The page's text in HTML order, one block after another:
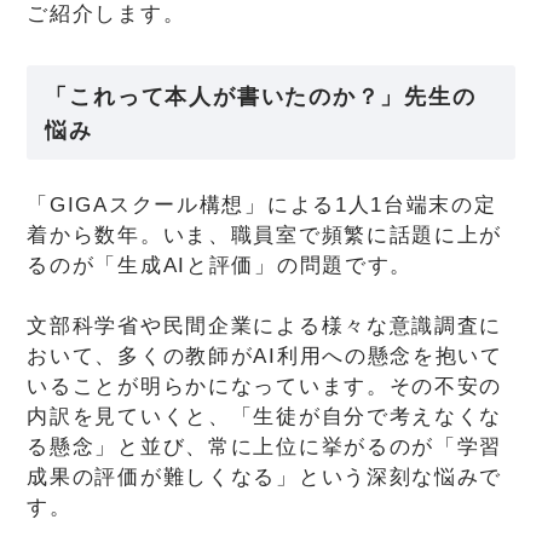
ご紹介します。
「これって本人が書いたのか？」先生の
悩み
「GIGAスクール構想」による1人1台端末の定
着から数年。いま、職員室で頻繁に話題に上が
るのが「生成AIと評価」の問題です。
文部科学省や民間企業による様々な意識調査に
おいて、多くの教師がAI利用への懸念を抱いて
いることが明らかになっています。その不安の
内訳を見ていくと、「生徒が自分で考えなくな
る懸念」と並び、常に上位に挙がるのが「学習
成果の評価が難しくなる」という深刻な悩みで
す。